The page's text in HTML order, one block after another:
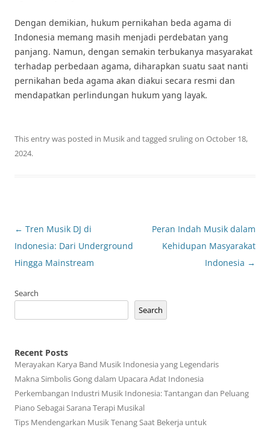
Dengan demikian, hukum pernikahan beda agama di
Indonesia memang masih menjadi perdebatan yang
panjang. Namun, dengan semakin terbukanya masyarakat
terhadap perbedaan agama, diharapkan suatu saat nanti
pernikahan beda agama akan diakui secara resmi dan
mendapatkan perlindungan hukum yang layak.
This entry was posted in Musikand tagged srulingon October 18,
2024.
Post
navigation
← Tren Musik DJ di
Indonesia: Dari Underground
Hingga Mainstream
Peran Indah Musik dalam
Kehidupan Masyarakat
Indonesia →
Search
Search
Recent Posts
Merayakan Karya Band Musik Indonesia yang Legendaris
Makna Simbolis Gong dalam Upacara Adat Indonesia
Perkembangan Industri Musik Indonesia: Tantangan dan Peluang
Piano Sebagai Sarana Terapi Musikal
Tips Mendengarkan Musik Tenang Saat Bekerja untuk